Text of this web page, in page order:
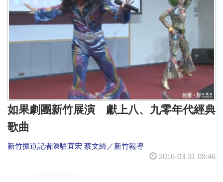
如果劇團新竹展演 獻上八、九零年代經典
歌曲
新竹振道記者陳駱宜宏 蔡文綺／新竹報導
2016-03-31 09:46